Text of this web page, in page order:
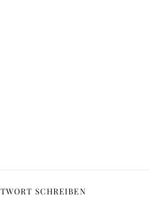
SCHREIBEN